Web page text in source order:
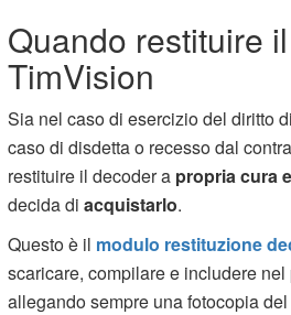
Quando restituire
TimVision
Sia nel caso di esercizio del diritto
caso di disdetta o recesso dal
restituire il decoder a propria cura
decida diacquistarlo.
Questo è il modulo restituzione
scaricare, compilare e includere
allegando sempre una fotocopia